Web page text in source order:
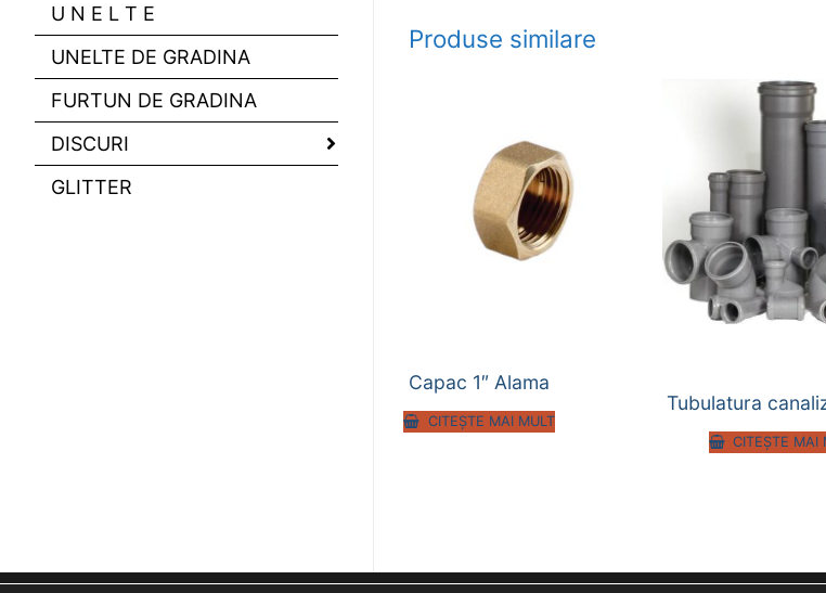
Produse similare
Capac 1″ Alama
CITEȘTE MAI MULT
Tubulatura
CITEȘTE MAI
U N E L T E
UNELTE DE GRADINA
FURTUN DE GRADINA
DISCURI
GLITTER